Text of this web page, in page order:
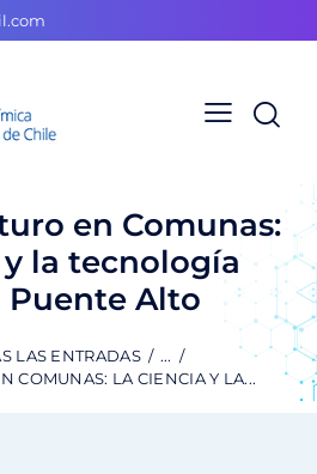
en Comunas:
la tecnología
Puente Alto
LAS ENTRADAS
...
COMUNAS: LA CIENCIA Y LA...